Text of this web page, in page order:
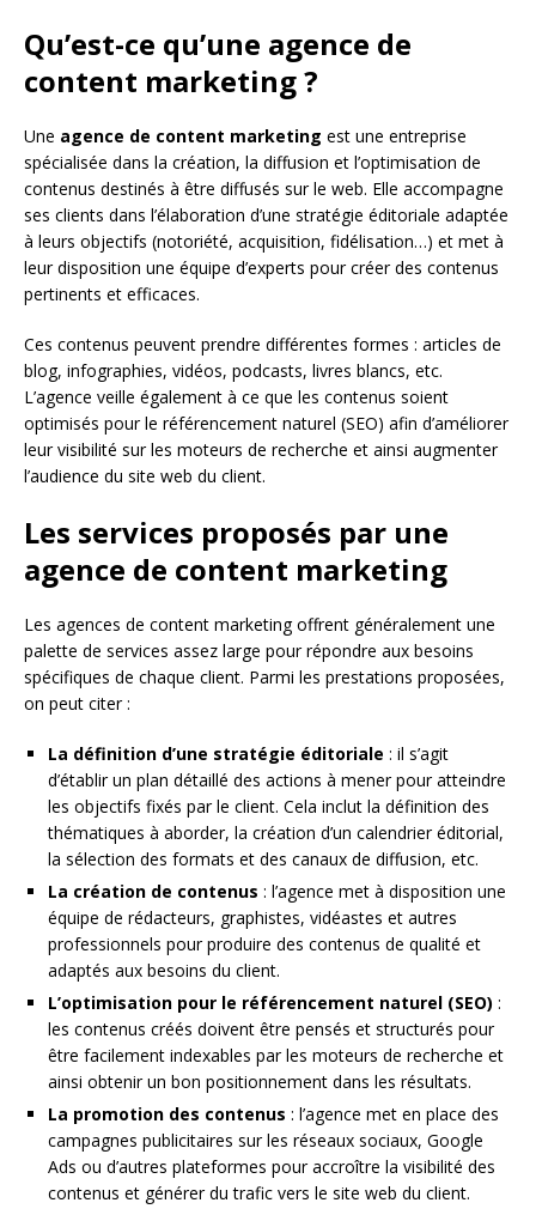
Qu’est-ce qu’une agence de
content marketing ?
Une agence de content marketing est une entreprise
spécialisée dans la création, la diffusion et l’optimisation de
contenus destinés à être diffusés sur le web. Elle accompagne
ses clients dans l’élaboration d’une stratégie éditoriale adaptée
à leurs objectifs (notoriété, acquisition, fidélisation…) et met à
leur disposition une équipe d’experts pour créer des contenus
pertinents et efficaces.
Ces contenus peuvent prendre différentes formes : articles de
blog, infographies, vidéos, podcasts, livres blancs, etc.
L’agence veille également à ce que les contenus soient
optimisés pour le référencement naturel (SEO) afin d’améliorer
leur visibilité sur les moteurs de recherche et ainsi augmenter
l’audience du site web du client.
Les services proposés par une
agence de content marketing
Les agences de content marketing offrent généralement une
palette de services assez large pour répondre aux besoins
spécifiques de chaque client. Parmi les prestations proposées,
on peut citer :
La définition d’une stratégie éditoriale : il s’agit
d’établir un plan détaillé des actions à mener pour atteindre
les objectifs fixés par le client. Cela inclut la définition des
thématiques à aborder, la création d’un calendrier éditorial,
la sélection des formats et des canaux de diffusion, etc.
La création de contenus : l’agence met à disposition une
équipe de rédacteurs, graphistes, vidéastes et autres
professionnels pour produire des contenus de qualité et
adaptés aux besoins du client.
L’optimisation pour le référencement naturel (SEO) :
les contenus créés doivent être pensés et structurés pour
être facilement indexables par les moteurs de recherche et
ainsi obtenir un bon positionnement dans les résultats.
La promotion des contenus : l’agence met en place des
campagnes publicitaires sur les réseaux sociaux, Google
Ads ou d’autres plateformes pour accroître la visibilité des
contenus et générer du trafic vers le site web du client.